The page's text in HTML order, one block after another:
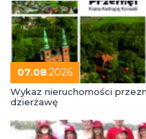
07.08.2026
Wykaz nieruchomości
dzierżawę